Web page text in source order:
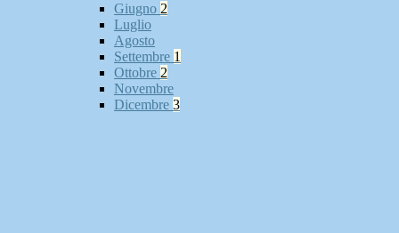
Giugno 2
Luglio
Agosto
Settembre 1
Ottobre 2
Novembre
Dicembre 3